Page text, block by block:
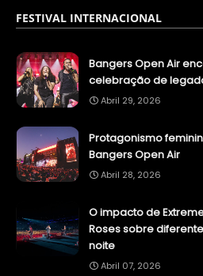
FESTIVAL INTERNACIONAL
Bangers Open Air
celebração de
Abril 29, 2026
Protagonismo
Bangers Open Air
Abril 28, 2026
O impacto de
Roses sobre
noite
Abril 07, 2026